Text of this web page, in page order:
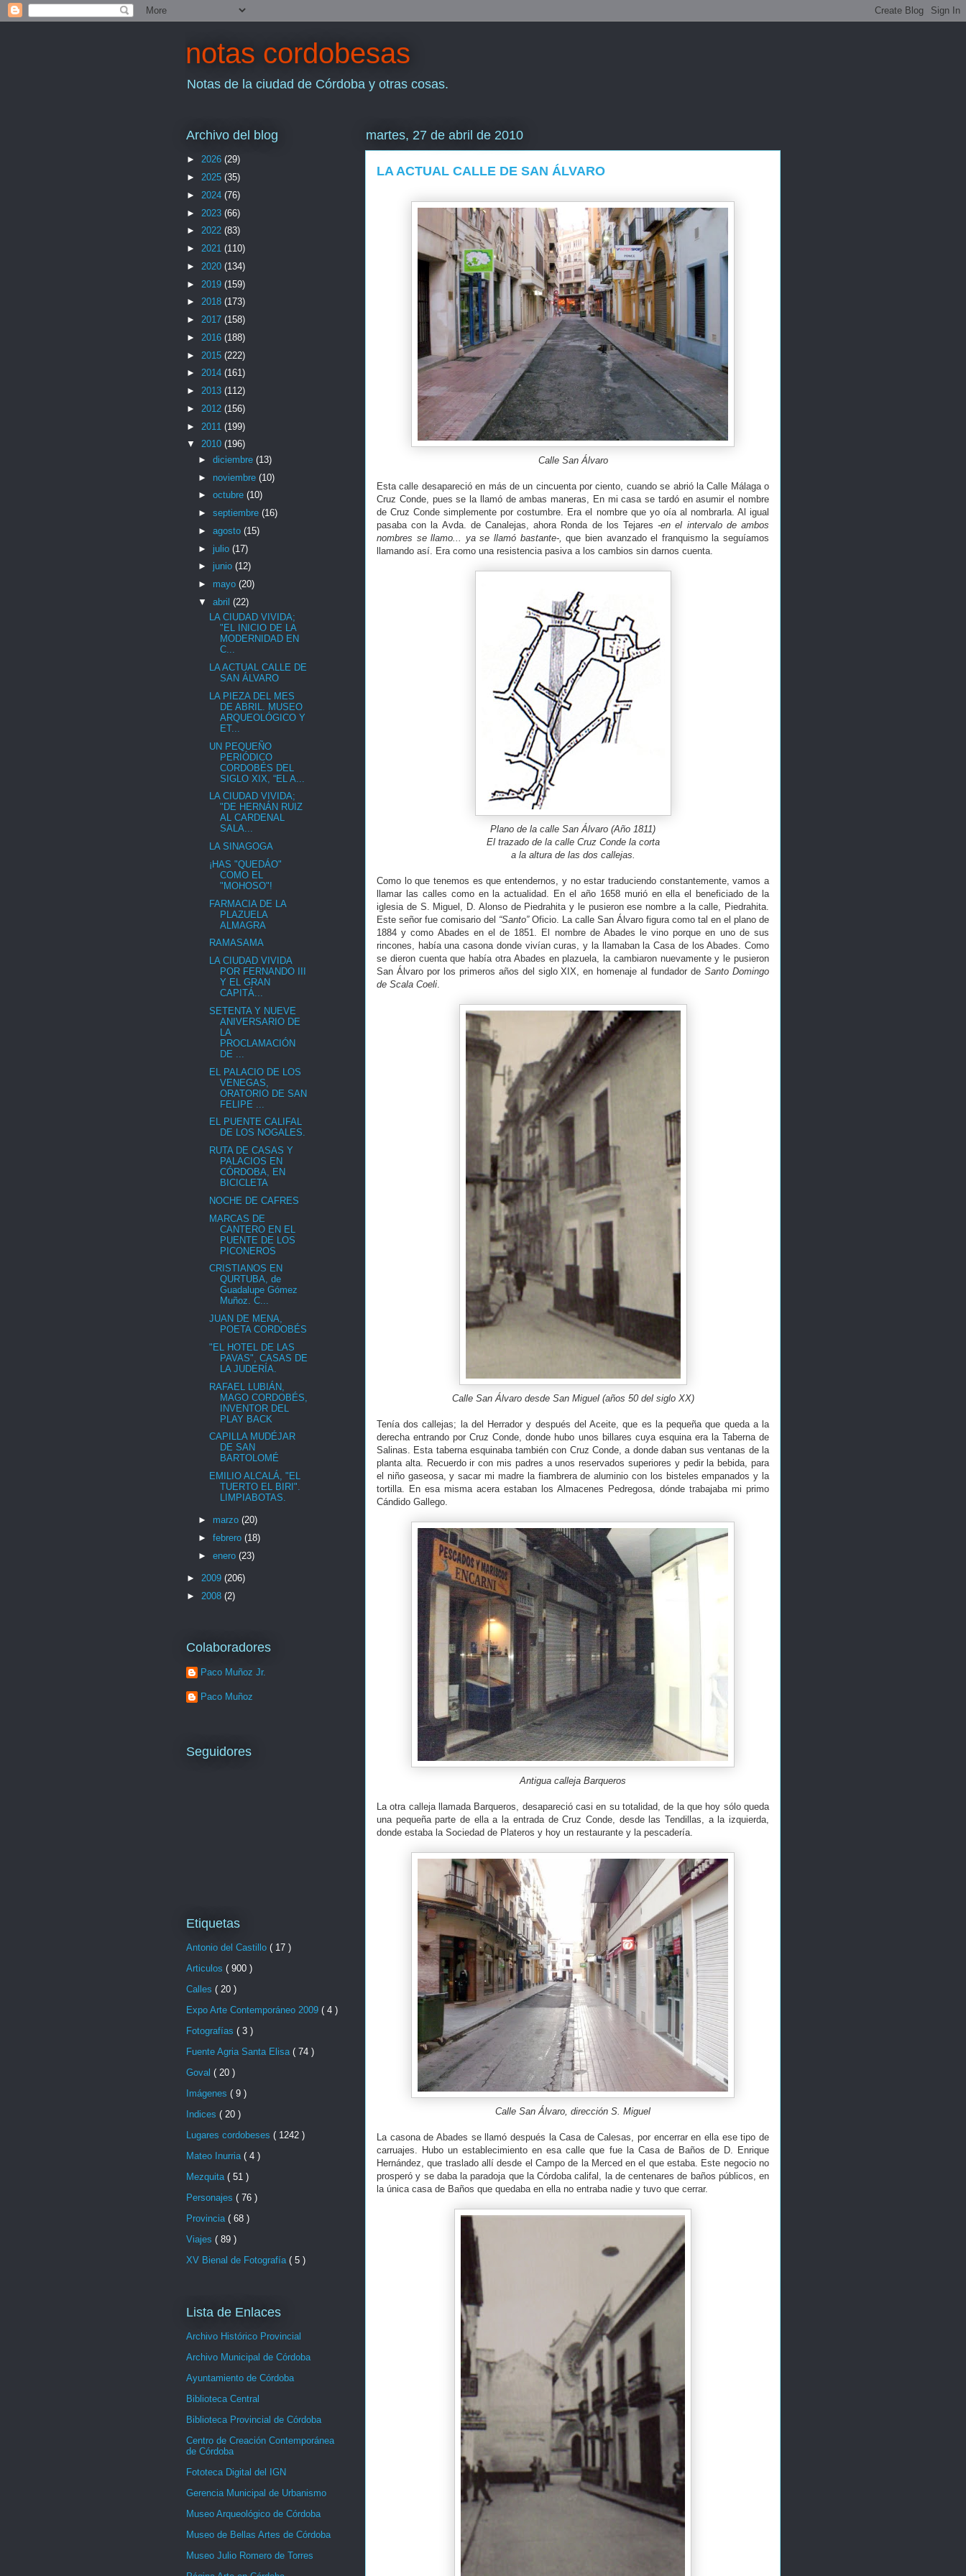
notas cordobesas
Notas de la ciudad de Córdoba y otras cosas.
martes, 27 de abril de 2010
LA ACTUAL CALLE DE SAN ÁLVARO
Calle San Álvaro
Esta calle desapareció en más de un cincuenta por ciento, cuando se abrió la Calle Málaga o
Cruz Conde, pues se la llamó de ambas maneras, En mi casa se tardó en asumir el nombre
de Cruz Conde simplemente por costumbre. Era el nombre que yo oía al nombrarla. Al igual
pasaba con la Avda. de Canalejas, ahora Ronda de los Tejares-en el intervalo de ambos
nombres se llamo... ya se llamó bastante-, que bien avanzado el franquismo la seguíamos
llamando así. Era como una resistencia pasiva a los cambios sin darnos cuenta.
Plano de la calle San Álvaro (Año 1811)
El trazado de la calle Cruz Conde la corta
a la altura de las dos callejas.
Como lo que tenemos es que entendernos, y no estar traduciendo constantemente, vamos a
llamar las calles como en la actualidad. En el año 1658 murió en ella el beneficiado de la
iglesia de S. Miguel, D. Alonso de Piedrahita y le pusieron ese nombre a la calle, Piedrahita.
Este señor fue comisario del “Santo”Oficio. La calle San Álvaro figura como tal en el plano de
1884 y como Abades en el de 1851. El nombre de Abades le vino porque en uno de sus
rincones, había una casona donde vivían curas, y la llamaban la Casa de los Abades. Como
se dieron cuenta que había otra Abades en plazuela, la cambiaron nuevamente y le pusieron
San Álvaro por los primeros años del siglo XIX, en homenaje al fundador deSanto Domingo
de Scala Coeli.
Calle San Álvaro desde San Miguel (años 50 del siglo XX)
Tenía dos callejas; la del Herrador y después del Aceite, que es la pequeña que queda a la
derecha entrando por Cruz Conde, donde hubo unos billares cuya esquina era la Taberna de
Salinas. Esta taberna esquinaba también con Cruz Conde, a donde daban sus ventanas de la
planta alta. Recuerdo ir con mis padres a unos reservados superiores y pedir la bebida, para
el niño gaseosa, y sacar mi madre la fiambrera de aluminio con los bisteles empanados y la
tortilla. En esa misma acera estaban los Almacenes Pedregosa, dónde trabajaba mi primo
Cándido Gallego.
Antigua calleja Barqueros
La otra calleja llamada Barqueros, desapareció casi en su totalidad, de la que hoy sólo queda
una pequeña parte de ella a la entrada de Cruz Conde, desde las Tendillas, a la izquierda,
donde estaba la Sociedad de Plateros y hoy un restaurante y la pescadería.
Calle San Álvaro, dirección S. Miguel
La casona de Abades se llamó después la Casa de Calesas, por encerrar en ella ese tipo de
carruajes. Hubo un establecimiento en esa calle que fue la Casa de Baños de D. Enrique
Hernández, que traslado allí desde el Campo de la Merced en el que estaba. Este negocio no
prosperó y se daba la paradoja que la Córdoba califal, la de centenares de baños públicos, en
la única casa de Baños que quedaba en ella no entraba nadie y tuvo que cerrar.
Archivo del blog
► 2026 (29)
► 2025 (35)
► 2024 (76)
► 2023 (66)
► 2022 (83)
► 2021 (110)
► 2020 (134)
► 2019 (159)
► 2018 (173)
► 2017 (158)
► 2016 (188)
► 2015 (222)
► 2014 (161)
► 2013 (112)
► 2012 (156)
► 2011 (199)
▼ 2010 (196)
► diciembre (13)
► noviembre (10)
► octubre (10)
► septiembre (16)
► agosto (15)
► julio (17)
► junio (12)
► mayo (20)
▼ abril (22)
LA CIUDAD VIVIDA;
"EL INICIO DE LA
MODERNIDAD EN
C...
LA ACTUAL CALLE DE
SAN ÁLVARO
LA PIEZA DEL MES
DE ABRIL. MUSEO
ARQUEOLÓGICO Y
ET...
UN PEQUEÑO
PERIÓDICO
CORDOBÉS DEL
SIGLO XIX, “EL A...
LA CIUDAD VIVIDA;
"DE HERNÁN RUIZ
AL CARDENAL
SALA...
LA SINAGOGA
¡HAS "QUEDÁO"
COMO EL
"MOHOSO"!
FARMACIA DE LA
PLAZUELA
ALMAGRA
RAMASAMA
LA CIUDAD VIVIDA
POR FERNANDO III
Y EL GRAN
CAPITÁ...
SETENTA Y NUEVE
ANIVERSARIO DE
LA
PROCLAMACIÓN
DE ...
EL PALACIO DE LOS
VENEGAS,
ORATORIO DE SAN
FELIPE ...
EL PUENTE CALIFAL
DE LOS NOGALES.
RUTA DE CASAS Y
PALACIOS EN
CÓRDOBA, EN
BICICLETA
NOCHE DE CAFRES
MARCAS DE
CANTERO EN EL
PUENTE DE LOS
PICONEROS
CRISTIANOS EN
QURTUBA, de
Guadalupe Gómez
Muñoz. C...
JUAN DE MENA,
POETA CORDOBÉS
"EL HOTEL DE LAS
PAVAS", CASAS DE
LA JUDERÍA.
RAFAEL LUBIÁN,
MAGO CORDOBÉS,
INVENTOR DEL
PLAY BACK
CAPILLA MUDÉJAR
DE SAN
BARTOLOMÉ
EMILIO ALCALÁ, "EL
TUERTO EL BIRI".
LIMPIABOTAS.
► marzo (20)
► febrero (18)
► enero (23)
► 2009 (206)
► 2008 (2)
Colaboradores
Paco Muñoz Jr.
Paco Muñoz
Seguidores
Etiquetas
Antonio del Castillo ( 17 )
Articulos ( 900 )
Calles ( 20 )
Expo Arte Contemporáneo 2009 ( 4 )
Fotografías ( 3 )
Fuente Agria Santa Elisa ( 74 )
Goval ( 20 )
Imágenes ( 9 )
Indices ( 20 )
Lugares cordobeses ( 1242 )
Mateo Inurria ( 4 )
Mezquita ( 51 )
Personajes ( 76 )
Provincia ( 68 )
Viajes ( 89 )
XV Bienal de Fotografía ( 5 )
Lista de Enlaces
Archivo Histórico Provincial
Archivo Municipal de Córdoba
Ayuntamiento de Córdoba
Biblioteca Central
Biblioteca Provincial de Córdoba
Centro de Creación Contemporánea
de Córdoba
Fototeca Digital del IGN
Gerencia Municipal de Urbanismo
Museo Arqueológico de Córdoba
Museo de Bellas Artes de Córdoba
Museo Julio Romero de Torres